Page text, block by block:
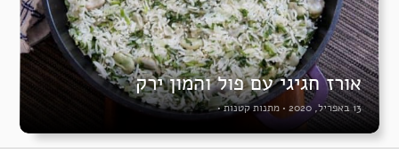
אורז חגיגי עם פול והמון ירק
13 באפריל, 2020 • מתנות קטנות•